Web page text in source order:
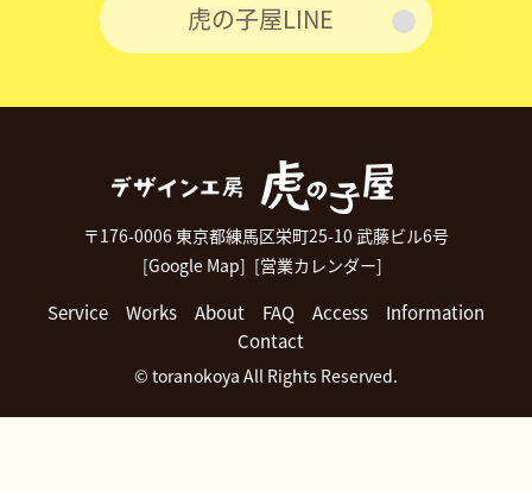
虎の子屋LINE
〒176-0006 東京都練馬区栄町25-10 武藤ビル6号
[Google Map] [営業カレンダー]
Service Works About FAQ Access
Information
Contact
© toranokoya All Rights Reserved.